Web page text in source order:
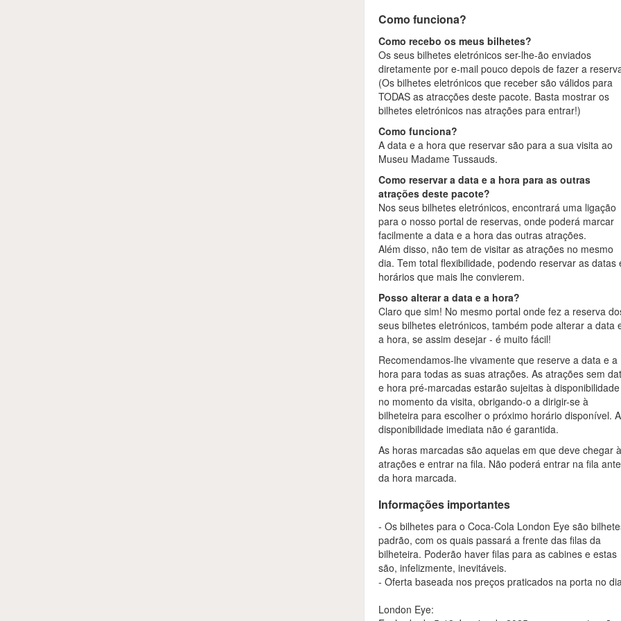
Como funciona?
Como recebo os meus bilhetes?
Os seus bilhetes eletrónicos ser-lhe-ão enviados
diretamente por e-mail pouco depois de fazer a
(Os bilhetes eletrónicos que receber são válidos para
TODAS as atracções deste pacote. Basta mostrar os
bilhetes eletrónicos nas atrações para entrar!)
Como funciona?
A data e a hora que reservar são para a sua visita ao
Museu Madame Tussauds.
Como reservar a data e a hora para as outras
atrações deste pacote?
Nos seus bilhetes eletrónicos, encontrará uma ligação
para o nosso portal de reservas, onde poderá marcar
facilmente a data e a hora das outras atrações.
Além disso, não tem de visitar as atrações no mesmo
dia. Tem total flexibilidade, podendo reservar as datas
horários que mais lhe convierem.
Posso alterar a data e a hora?
Claro que sim! No mesmo portal onde fez a reserva
seus bilhetes eletrónicos, também pode alterar a data
a hora, se assim desejar - é muito fácil!
Recomendamos-lhe vivamente que reserve a data e a
hora para todas as suas atrações. As atrações sem
e hora pré-marcadas estarão sujeitas à disponibilidade
no momento da visita, obrigando-o a dirigir-se à
bilheteira para escolher o próximo horário disponível. A
disponibilidade imediata não é garantida.
As horas marcadas são aquelas em que deve chegar
atrações e entrar na fila. Não poderá entrar na fila
da hora marcada.
Informações importantes
- Os bilhetes para o Coca-Cola London Eye são
padrão, com os quais passará a frente das filas da
bilheteira. Poderão haver filas para as cabines e estas
são, infelizmente, inevitáveis.
- Oferta baseada nos preços praticados na porta no
London Eye: